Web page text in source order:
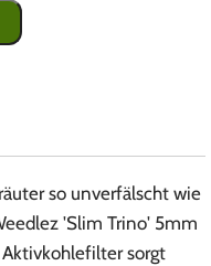
so unverfälscht wie
'Slim Trino' 5mm
sorgt